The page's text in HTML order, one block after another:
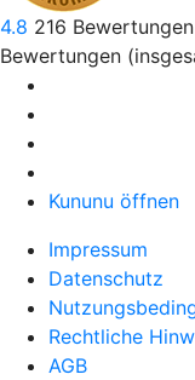
4.8 216
Bewertungen
Kununu öffnen
Impressum
Datenschutz
Rechtliche
AGB